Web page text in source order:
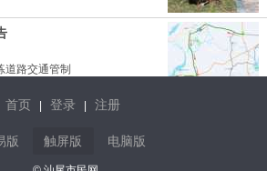
道路交通管制
晚稻筑牢粮
后复产工作，坚
首页 登录 注册
版 触屏版 电脑版